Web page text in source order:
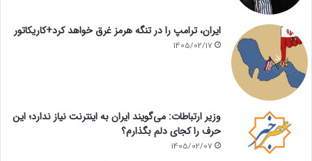
ایران، ترامپ را در تنگه هرمز غرق خواهد کرد+کاریکاتور
1405/02/17
وزیر ارتباطات: می‌گویند ایران به اینترنت نیاز ندارد؛ این
حرف را کجای دلم بگذارم؟
1405/02/07